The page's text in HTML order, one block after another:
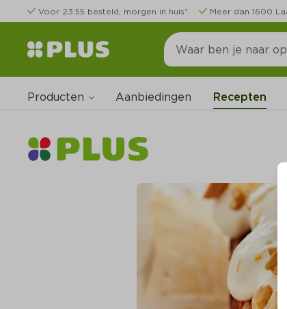
Voor 23:55 besteld, morgen in huis* Meer dan 1600
Producten Aanbiedingen Recepten